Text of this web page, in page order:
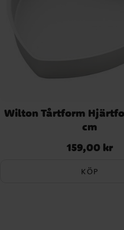
Wilton Tårtform
cm
Pris:159,00 kr
159,00 kr
KÖP